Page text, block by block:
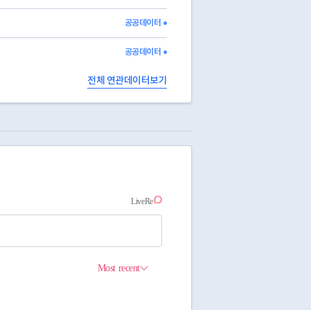
공공데이터 ●
공공데이터 ●
전체 연관데이터보기